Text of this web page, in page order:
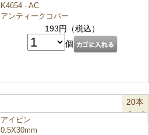
K4654 - AC
アンティークコパー
193円（税込）
個
20本
パック
アイピン
0.5X30mm